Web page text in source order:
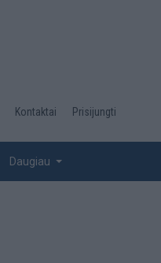
Kontaktai Prisijungti
Daugiau